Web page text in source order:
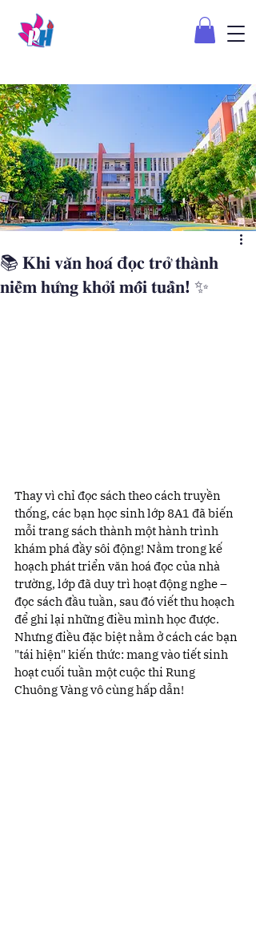
📚 𝐊𝐡𝐢 𝐯𝐚̆𝐧 𝐡𝐨𝐚́ đ𝐨̣𝐜 𝐭𝐫𝐨̛̉ 𝐭𝐡𝐚̀𝐧𝐡
𝐧𝐢𝐞̂̀𝐦 𝐡𝐮̛́𝐧𝐠 𝐤𝐡𝐨̛̉𝐢 𝐦𝐨̂̃𝐢 𝐭𝐮𝐚̂̀𝐧! ✨
Thay vì chỉ đọc sách theo cách truyền
thống, các bạn học sinh lớp 8A1 đã biến
mỗi trang sách thành một hành trình
khám phá đầy sôi động! Nằm trong kế
hoạch phát triển văn hoá đọc của nhà
trường, lớp đã duy trì hoạt động nghe –
đọc sách đầu tuần, sau đó viết thu hoạch
để ghi lại những điều mình học được.
Nhưng điều đặc biệt nằm ở cách các bạn
"tái hiện" kiến thức: mang vào tiết sinh
hoạt cuối tuần một cuộc thi Rung
Chuông Vàng vô cùng hấp dẫn!